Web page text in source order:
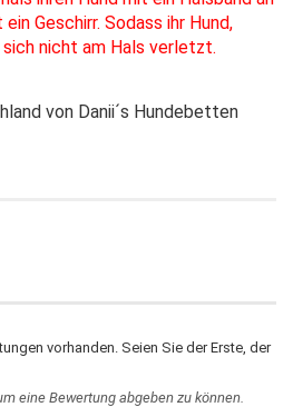
Geschirr. Sodass ihr Hund,
nicht am Hals verletzt.
von Danii´s Hundebetten
vorhanden. Seien Sie der Erste, der
eine Bewertung abgeben zu können.